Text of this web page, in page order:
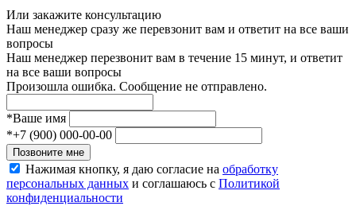
Или закажите консультацию
Наш менеджер сразу же перевзонит вам и ответит на все ваши
вопросы
Наш менеджер перезвонит вам в течение 15 минут, и ответит
на все ваши вопросы
Произошла ошибка. Сообщение не отправлено.
*Ваше имя
*+7 (900) 000-00-00
Позвоните мне
Нажимая кнопку, я даю согласие на обработку
персональных данных и соглашаюсь с Политикой
конфиденциальности